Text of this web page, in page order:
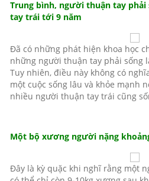
Trung bình, người thuận tay
tay trái tới 9 năm
Đã có những phát hiện khoa học
những người thuận tay phải sống
Tuy nhiên, điều này không có
một cuộc sống lâu và khỏe mạnh
nhiều người thuận tay trái cũng
Một bộ xương người nặng
Đây là kỳ quặc khi nghĩ rằng một